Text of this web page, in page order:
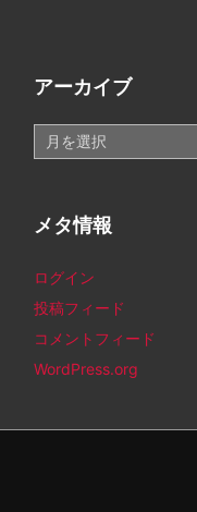
アーカイブ
ー
ブ
メタ情報
ログイン
投稿フィード
コメントフィード
WordPress.org